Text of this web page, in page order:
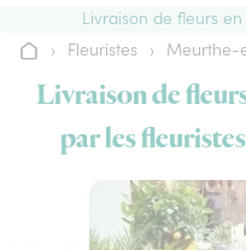
Livraison de fleurs
Accueil
› Fleuristes › Meurthe-
Livraison de
par les